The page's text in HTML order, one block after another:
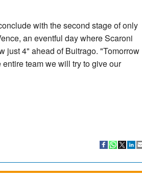
with the second stage of only
an eventful day where Scaroni
just 4" ahead of Buitrago. "Tomorrow
team we will try to give our